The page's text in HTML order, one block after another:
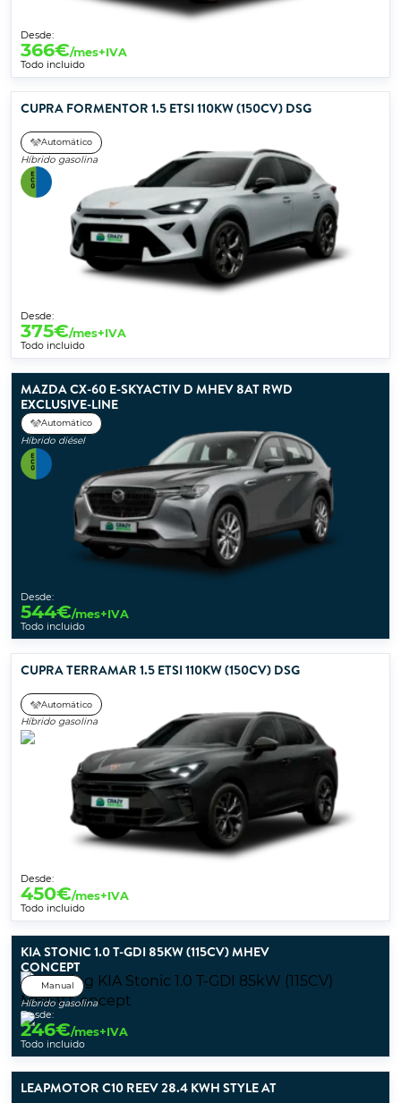
Desde:
366€/mes+IVA
Todo incluido
CUPRA FORMENTOR 1.5 ETSI 110KW (150CV) DSG
Automático
Híbrido gasolina
Desde:
375€/mes+IVA
Todo incluido
MAZDA CX-60 E-SKYACTIV D MHEV 8AT RWD
EXCLUSIVE-LINE
Automático
Híbrido diésel
Desde:
544€/mes+IVA
Todo incluido
CUPRA TERRAMAR 1.5 ETSI 110KW (150CV) DSG
Automático
Híbrido gasolina
Desde:
450€/mes+IVA
Todo incluido
KIA STONIC 1.0 T-GDI 85KW (115CV) MHEV
CONCEPT
Manual
Híbrido gasolina
Desde:
246€/mes+IVA
Todo incluido
LEAPMOTOR C10 REEV 28.4 KWH STYLE AT